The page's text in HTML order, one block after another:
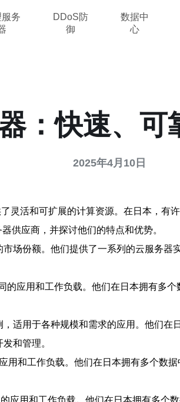
务
DDoS防
御
数据中
心
：快速、可
2025年4月10日
灵活和可扩展的计算资源。在日本，有
供应商，并探讨他们的特点和优势。
场份额。他们提供了一系列的云服务
应用和工作负载。他们在日本拥有多
适用于各种规模和需求的应用。他们在
和管理。
用和工作负载。他们在日本拥有多个数
应用和工作负载。他们在日本拥有多个